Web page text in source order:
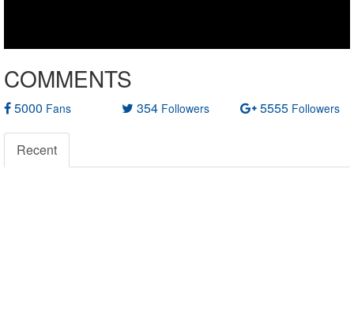
COMMENTS
5000 Fans 354 Followers 5555 Followers
Recent